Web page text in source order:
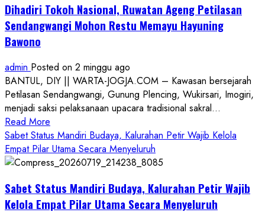
Dihadiri Tokoh Nasional, Ruwatan Ageng Petilasan
Sendangwangi Mohon Restu Memayu Hayuning
Bawono
admin Posted on 2 minggu ago
BANTUL, DIY || WARTA-JOGJA.COM – Kawasan bersejarah
Petilasan Sendangwangi, Gunung Plencing, Wukirsari, Imogiri,
menjadi saksi pelaksanaan upacara tradisional sakral...
Read More
more
about
Dihadiri
Nasional,
Ruwatan
Sabet Status Mandiri Budaya, Kalurahan Petir Wajib Kelola
Empat Pilar Utama Secara Menyeluruh
Sabet Status Mandiri Budaya, Kalurahan Petir Wajib
Kelola Empat Pilar Utama Secara Menyeluruh